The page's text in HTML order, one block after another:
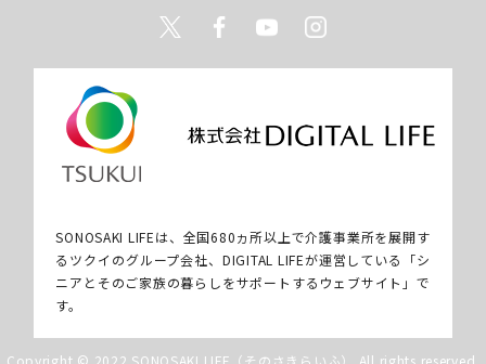
TwitterFacebookYoutube
SONOSAKI LIFEは、全国680ヵ所以上で介護事業所を展開す
るツクイのグループ会社、DIGITAL LIFEが運営している「シ
ニアとそのご家族の暮らしをサポートするウェブサイト」で
す。
Copyright © 2022 SONOSAKI LIFE（そのさきらいふ） All rights reserved.